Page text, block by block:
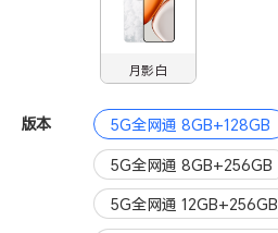
月影白
版本 5G全网通 8GB+128GB
5G全网通 8GB+256GB
5G全网通 12GB+256GB